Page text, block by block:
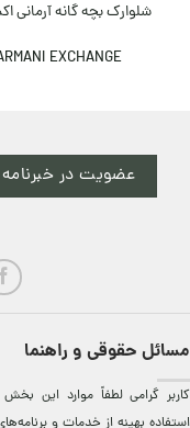
شلوارک بچه گانه آرمانی
EXCHANGE
عضویت در خبرنامه
مسائل حقوقی و راهنما
کاربر گرامی لطفاً موارد این
استفاده بهینه از خدمات و